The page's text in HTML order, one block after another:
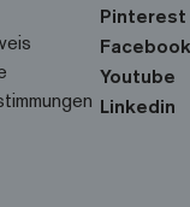
Pinterest
Facebook
Youtube
Linkedin